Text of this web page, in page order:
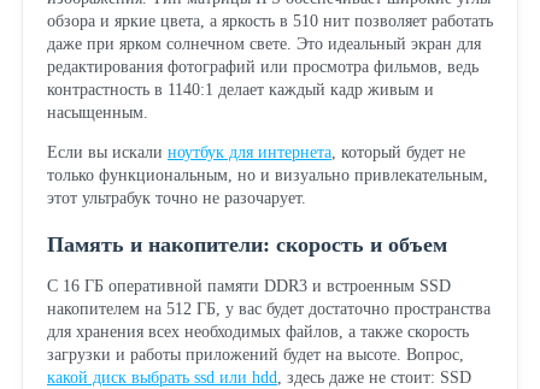
обзора и яркие цвета, а яркость в 510 нит позволяет работать
даже при ярком солнечном свете. Это идеальный экран для
редактирования фотографий или просмотра фильмов, ведь
контрастность в 1140:1 делает каждый кадр живым и
насыщенным.
Если вы искали ноутбук для интернета, который будет не
только функциональным, но и визуально привлекательным,
этот ультрабук точно не разочарует.
Память и накопители: скорость и объем
С 16 ГБ оперативной памяти DDR3 и встроенным SSD
накопителем на 512 ГБ, у вас будет достаточно пространства
для хранения всех необходимых файлов, а также скорость
загрузки и работы приложений будет на высоте. Вопрос,
какой диск выбрать ssd или hdd
, здесь даже не стоит: SSD